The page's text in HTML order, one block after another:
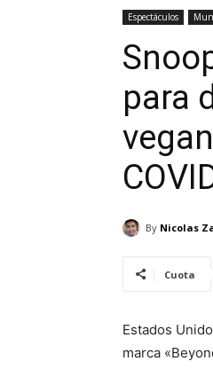
Espectáculos
para
By Nicolas
Cuota
Estados
marca